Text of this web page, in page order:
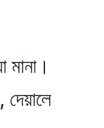
দেয়ালে